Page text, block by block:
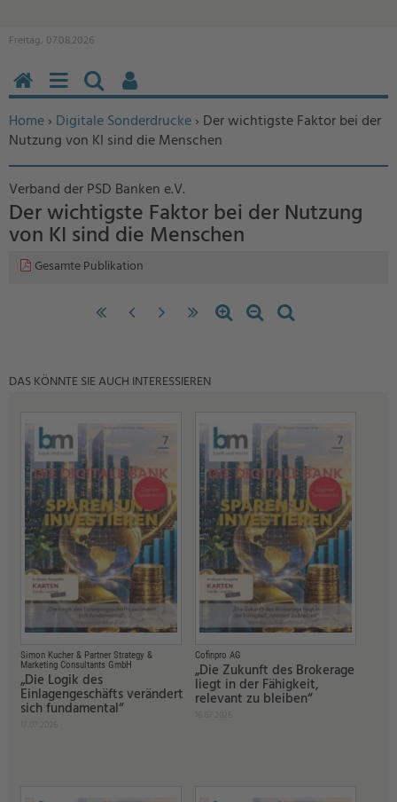
Freitag, 07.08.2026
Sie befinden sich hier:
Home› Digitale Sonderdrucke› Der wichtigste Faktor bei der
Nutzung von KI sind die Menschen
Verband der PSD Banken e.V.
Der wichtigste Faktor bei der Nutzung
von KI sind die Menschen
Gesamte Publikation
SeiteSeite› »
DAS KÖNNTE SIE AUCH INTERESSIEREN
Simon Kucher & Partner Strategy &
Marketing Consultants GmbH
„Die Logik des
Einlagengeschäfts verändert
sich fundamental“
Cofinpro AG
„Die Zukunft des Brokerage
liegt in der Fähigkeit,
relevant zu bleiben“
HOMEMENÜSUCHEN
BENUTZERFUNKTIONEN